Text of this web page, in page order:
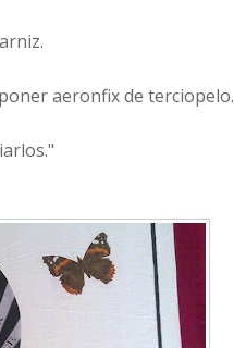
aeronfix de terciopelo.